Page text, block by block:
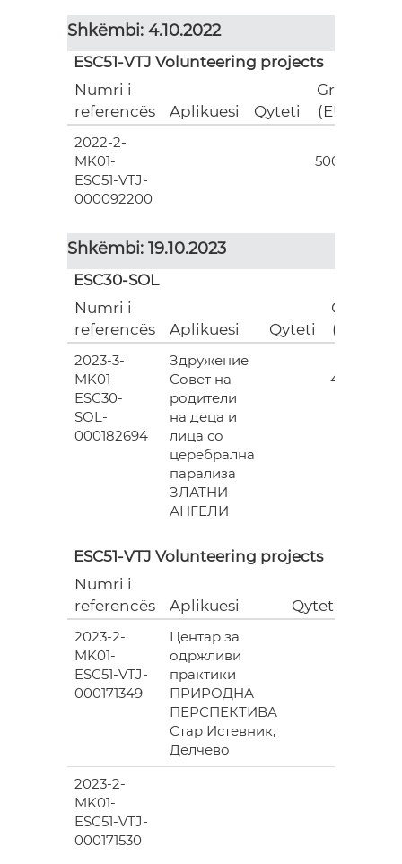
Shkëmbi: 4.10.2022
ESC51-VTJ Volunteering projects
Numri i
referencës
Aplikuesi Qyteti
Grant
(EUR)
2022-2-
MK01-
ESC51-VTJ-
000092200
500.00
Shkëmbi: 19.10.2023
ESC30-SOL
Numri i
referencës
Aplikuesi Qyteti
Grant
(EUR)
2023-3-
MK01-
ESC30-
SOL-
000182694
Здружение
Совет на
родители
на деца и
лица со
церебрална
парализа
ЗЛАТНИ
АНГЕЛИ
493.00
ESC51-VTJ Volunteering projects
Numri i
referencës
Aplikuesi Qyteti
2023-2-
MK01-
ESC51-VTJ-
000171349
Центар за
одржливи
практики
ПРИРОДНА
ПЕРСПЕКТИВА
Стар Истевник,
Делчево
2023-2-
MK01-
ESC51-VTJ-
000171530